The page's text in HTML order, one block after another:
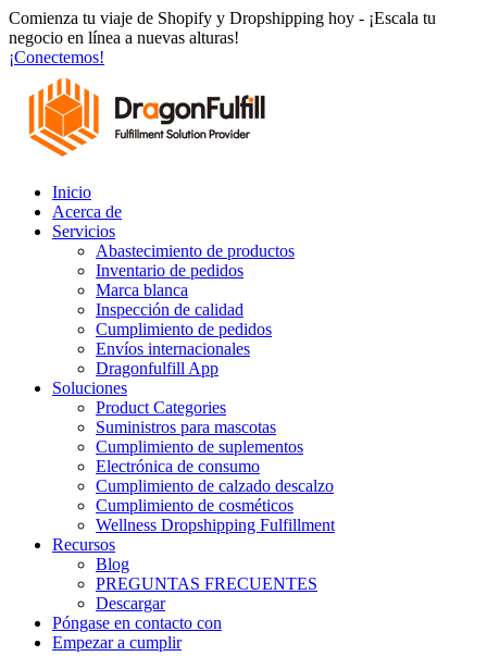
Ir
al
contenido
Comienza tu viaje de Shopify y Dropshipping hoy - ¡Escala tu
negocio en línea a nuevas alturas!
¡Conectemos!
Inicio
Acerca de
Servicios
Abastecimiento de productos
Inventario de pedidos
Marca blanca
Inspección de calidad
Cumplimiento de pedidos
Envíos internacionales
Dragonfulfill App
Soluciones
Product Categories
Suministros para mascotas
Cumplimiento de suplementos
Electrónica de consumo
Cumplimiento de calzado descalzo
Cumplimiento de cosméticos
Wellness Dropshipping Fulfillment
Recursos
Blog
PREGUNTAS FRECUENTES
Descargar
Póngase en contacto con
Empezar a cumplir